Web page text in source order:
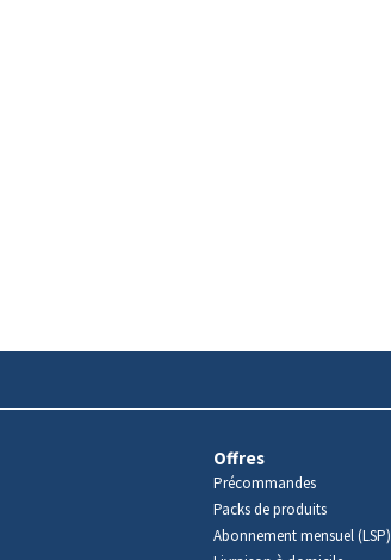
Offres
Précommandes
Packs de produits
Abonnement mensuel (LSP)